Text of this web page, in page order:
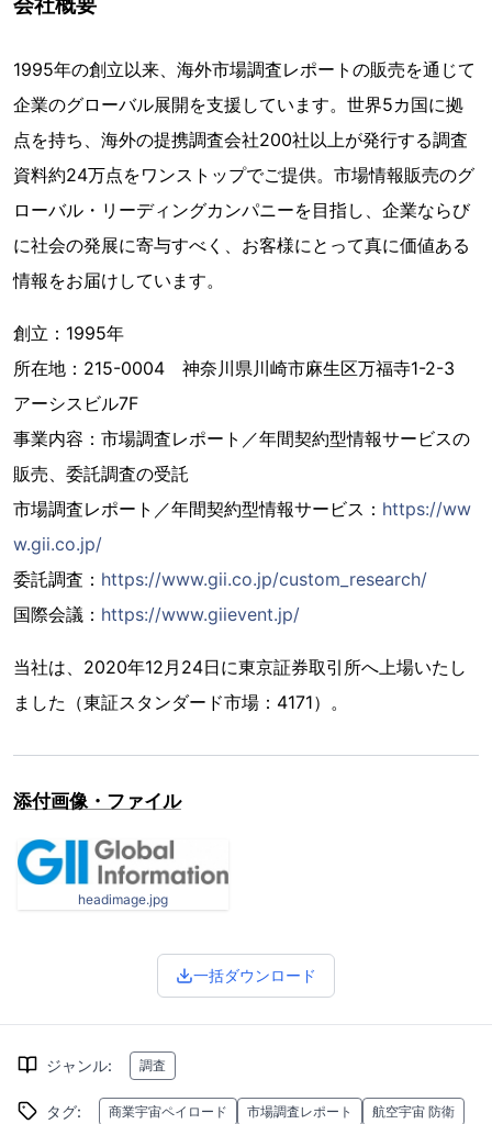
会社概要
1995年の創立以来、海外市場調査レポートの販売を通じて
企業のグローバル展開を支援しています。世界5カ国に拠
点を持ち、海外の提携調査会社200社以上が発行する調査
資料約24万点をワンストップでご提供。市場情報販売のグ
ローバル・リーディングカンパニーを目指し、企業ならび
に社会の発展に寄与すべく、お客様にとって真に価値ある
情報をお届けしています。
創立：1995年
所在地：215-0004 神奈川県川崎市麻生区万福寺1-2-3
アーシスビル7F
事業内容：市場調査レポート／年間契約型情報サービスの
販売、委託調査の受託
市場調査レポート／年間契約型情報サービス： https://ww
w.gii.co.jp/
委託調査： https://www.gii.co.jp/custom_research/
国際会議： https://www.giievent.jp/
当社は、2020年12月24日に東京証券取引所へ上場いたし
ました（東証スタンダード市場：4171）。
添付画像・ファイル
headimage.jpg
一括ダウンロード
ジャンル: 調査
タグ: 商業宇宙ペイロード 市場調査レポート 航空宇宙 防衛